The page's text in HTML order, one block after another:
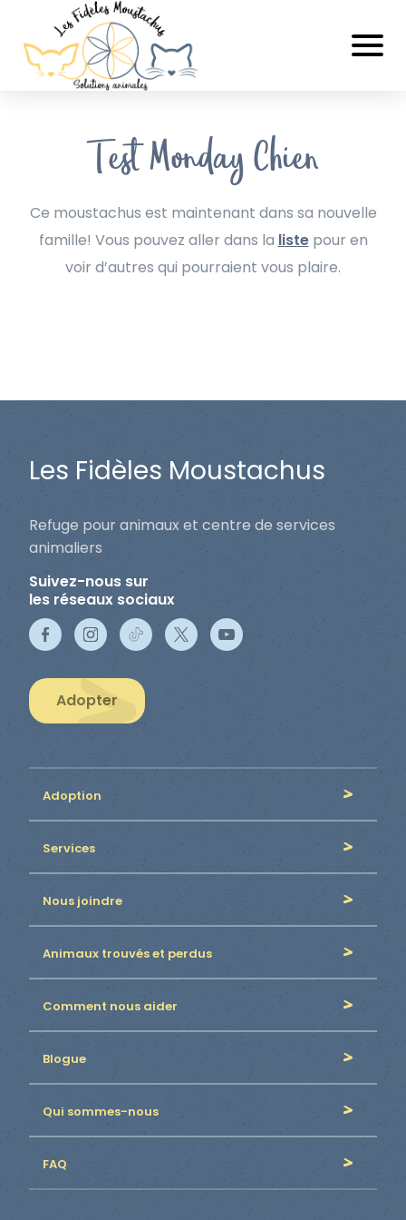
Test Monday Chien
Ce moustachus est maintenant dans sa nouvelle
famille! Vous pouvez aller dans la listepour en
voir d’autres qui pourraient vous plaire.
Les Fidèles Moustachus
Refuge pour animaux et centre de services
animaliers
Suivez-nous sur
les réseaux sociaux
Adopter
Adoption
Services
Nous joindre
Animaux trouvés et perdus
Comment nous aider
Blogue
Qui sommes-nous
FAQ